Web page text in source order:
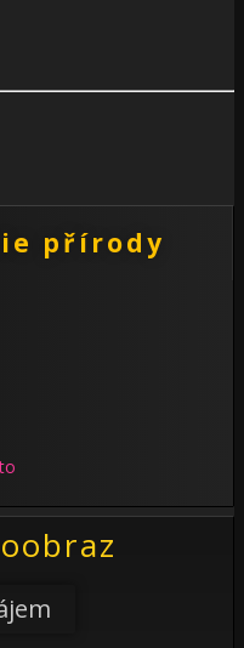
přírody